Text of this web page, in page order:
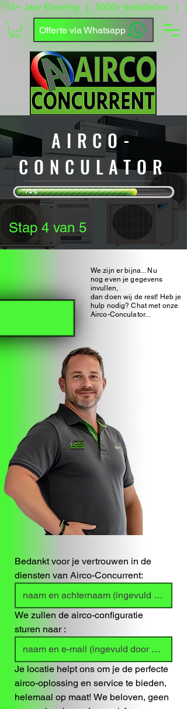
15+ Jaar Ervaring   |   5000+ Installaties   |
Offerte via Whatsapp
AIRCO-
CONCULATOR
Stap 4 van 5
We zijn er bijna... Nu
nog even je gegevens
invullen,
dan doen wij de rest! Heb je
hulp nodig? Chat met onze
Airco-Conculator...
Bedankt voor je vertrouwen in de
diensten van Airco-Concurrent:
We zullen de airco-configuratie
sturen naar :
Je locatie helpt ons om je de perfecte
airco-oplossing en service te bieden,
helemaal op maat! We beloven, geen